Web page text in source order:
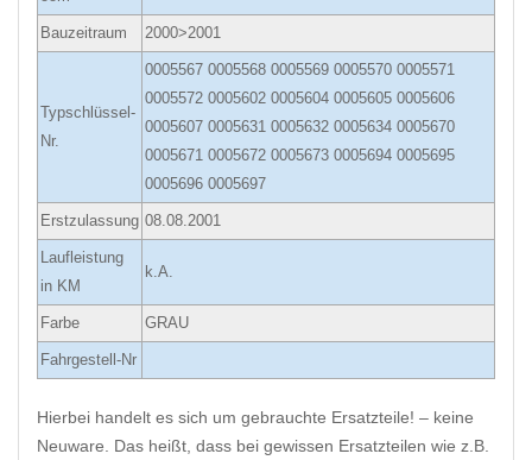
Bauzeitraum 2000>2001
Typschlüssel-
Nr.
0005567 0005568 0005569 0005570 0005571
0005572 0005602 0005604 0005605 0005606
0005607 0005631 0005632 0005634 0005670
0005671 0005672 0005673 0005694 0005695
0005696 0005697
Erstzulassung 08.08.2001
Laufleistung
in KM
k.A.
Farbe GRAU
Fahrgestell-Nr
Hierbei handelt es sich um gebrauchte Ersatzteile! – keine
Neuware. Das heißt, dass bei gewissen Ersatzteilen wie z.B.